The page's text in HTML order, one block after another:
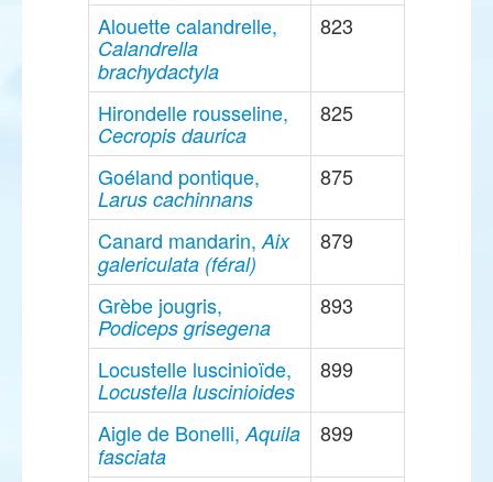
Alouette calandrelle,
Calandrella
brachydactyla
823
Hirondelle rousseline,
Cecropis daurica
825
Goéland pontique,
Larus cachinnans
875
Canard mandarin,Aix
galericulata (féral)
879
Grèbe jougris,
Podiceps grisegena
893
Locustelle luscinioïde,
Locustella luscinioides
899
Aigle de Bonelli,Aquila
fasciata
899